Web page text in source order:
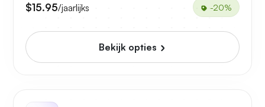
$15.95/jaarlijks -20%
Bekijk opties